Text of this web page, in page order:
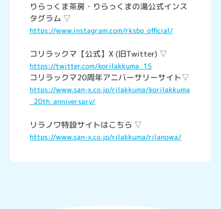
りらっくま茶房・りらっくまの湯公式インス
タグラム ▽
https://www.instagram.com/rksbo_official/
コリラックマ【公式】X (旧Twitter) ▽
https://twitter.com/korilakkuma_15
コリラックマ20周年アニバーサリーサイト▽
https://www.san-x.co.jp/rilakkuma/korilakkuma
_20th_anniversary/
リラノワ特設サイトはこちら ▽
https://www.san-x.co.jp/rilakkuma/rilanowa/